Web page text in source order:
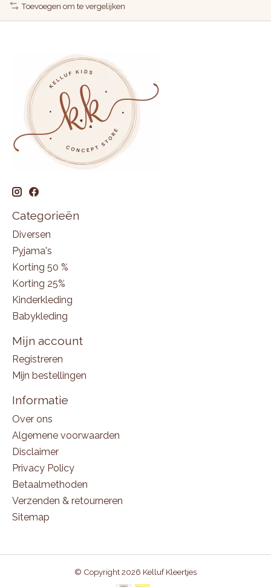
Toevoegen om te vergelijken
Categorieën
Diversen
Pyjama's
Korting 50 %
Korting 25%
Kinderkleding
Babykleding
Mijn account
Registreren
Mijn bestellingen
Informatie
Over ons
Algemene voorwaarden
Disclaimer
Privacy Policy
Betaalmethoden
Verzenden & retourneren
Sitemap
© Copyright 2026 Kelluf Kleertjes